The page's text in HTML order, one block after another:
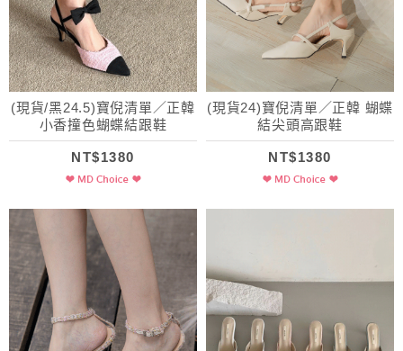
(現貨/黑24.5)寶倪清單／正韓
小香撞色蝴蝶結跟鞋
NT$1380
(現貨24)寶倪清單／正韓 蝴蝶
結尖頭高跟鞋
NT$1380